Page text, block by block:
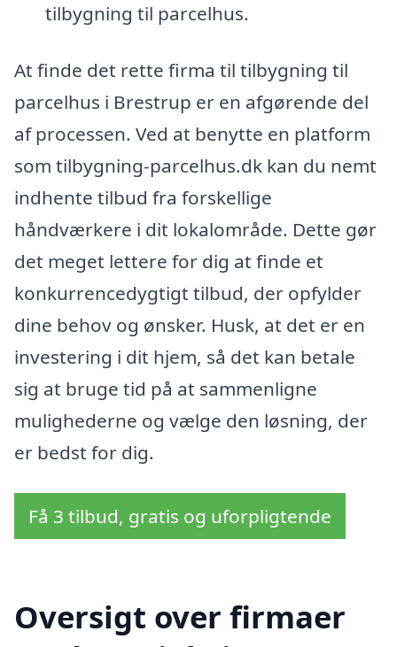
tilbygning til parcelhus.
At finde det rette firma til tilbygning til
parcelhus i Brestrup er en afgørende del
af processen. Ved at benytte en platform
som tilbygning-parcelhus.dk kan du nemt
indhente tilbud fra forskellige
håndværkere i dit lokalområde. Dette gør
det meget lettere for dig at finde et
konkurrencedygtigt tilbud, der opfylder
dine behov og ønsker. Husk, at det er en
investering i dit hjem, så det kan betale
sig at bruge tid på at sammenligne
mulighederne og vælge den løsning, der
er bedst for dig.
Få 3 tilbud, gratis og uforpligtende
Oversigt over firmaer